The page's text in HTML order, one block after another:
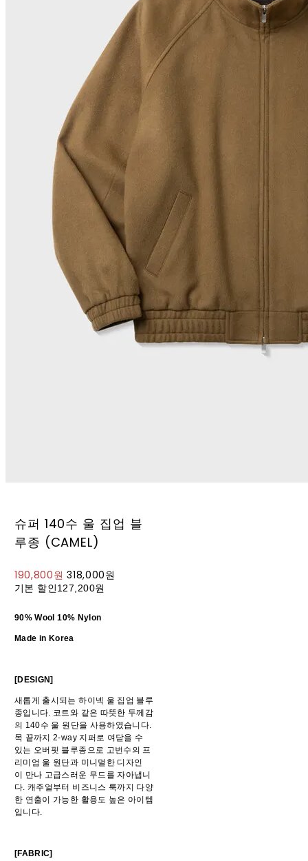
슈퍼 140수 울 집업 블
루종 (CAMEL)
190,800원318,000원
기본 할인127,200원
90% Wool 10% Nylon
Made in Korea
[DESIGN]
새롭게 출시되는 하이넥 울 집업 블루
종입니다. 코트와 같은 따뜻한 두께감
의 140수 울 원단을 사용하였습니다.
목 끝까지 2-way 지퍼로 여닫을 수
있는 오버핏 블루종으로 고번수의 프
리미엄 울 원단과 미니멀한 디자인
이 만나 고급스러운 무드를 자아냅니
다. 캐주얼부터 비즈니스 룩까지 다양
한 연출이 가능한 활용도 높은 아이템
입니다.
[FABRIC]